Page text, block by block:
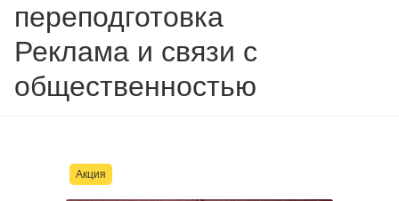
переподготовка
Реклама и связи с
общественностью
Акция